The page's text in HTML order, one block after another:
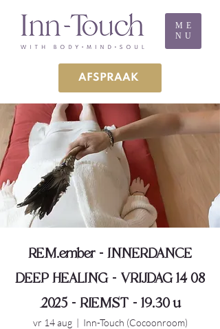
ME
NU
AFSPRAAK
REM.ember - INNERDANCE
DEEP HEALING - VRIJDAG 14 08
2025 - RIEMST - 19.30 u
vr 14 aug
  |
Inn-Touch (Cocoonroom)